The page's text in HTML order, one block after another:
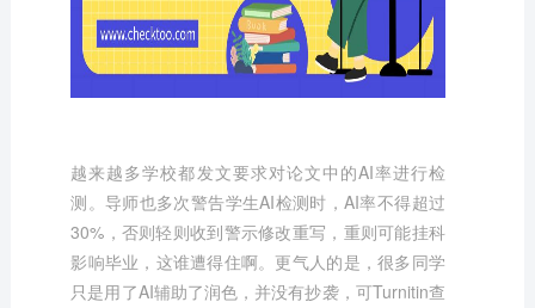
越来越多学校都发文要求对论文中的AI率进行检
测。导师也多次警告学生AI检测时，AI率不得超过
30%，否则轻则收到警示修改重写，重则可能挂科
影响毕业，这谁遭得住啊。更气人的是，很多同学
只是用了AI辅助了润色，并没有抄袭，可Turnitin查